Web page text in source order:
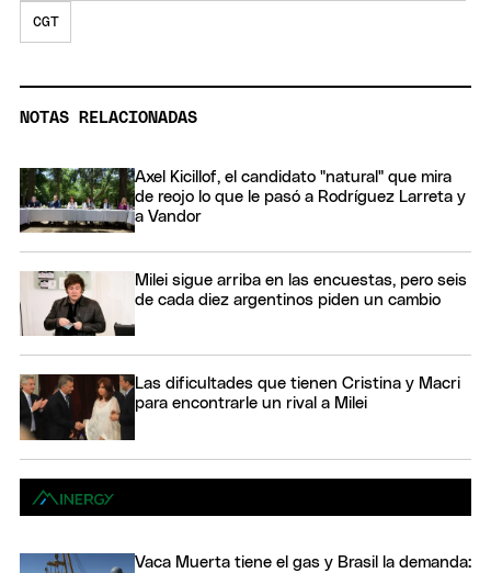
CGT
NOTAS RELACIONADAS
Axel Kicillof, el candidato "natural" que mira
de reojo lo que le pasó a Rodríguez Larreta y
a Vandor
Milei sigue arriba en las encuestas, pero seis
de cada diez argentinos piden un cambio
Las dificultades que tienen Cristina y Macri
para encontrarle un rival a Milei
Vaca Muerta tiene el gas y Brasil la demanda: